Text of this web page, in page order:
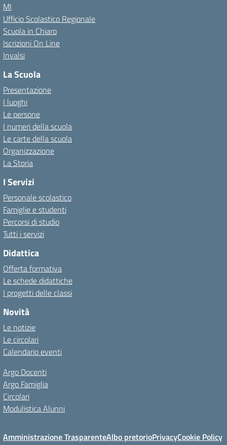
MI
Ufficio Scolastico Regionale
Scuola in Chiaro
Iscrizioni On Line
Invalsi
La Scuola
Presentazione
I luoghi
Le persone
I numeri della scuola
Le carte della scuola
Organizzazione
La Storia
I Servizi
Personale scolastico
Famiglie e studenti
Percorsi di studio
Tutti i servizi
Didattica
Offerta formativa
Le schede didattiche
I progetti delle classi
Novità
Le notizie
Le circolari
Calendario eventi
Argo Docenti
Argo Famiglia
Circolari
Modulistica Alunni
Amministrazione TrasparenteAlbo pretorioPrivacyCookie Policy